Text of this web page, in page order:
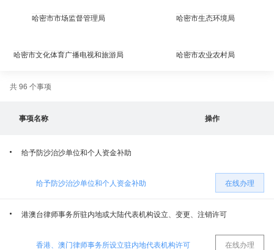
哈密市市场监督管理局 哈密市生态环境局
哈密市文化体育广播电视和旅游局 哈密市农业农村局
哈密市财政局
中共哈密市委员会宣传部
共 96 个事项
事项名称 操作
给予防沙治沙单位和个人资金补助
给予防沙治沙单位和个人资金补助 在线办理
港澳台律师事务所驻内地或大陆代表机构设立、变更、注销许可
香港、澳门律师事务所设立驻内地代表机构许可 在线办理